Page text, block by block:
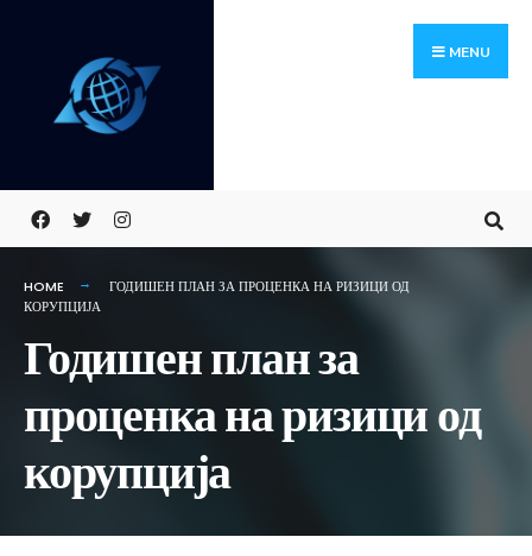
content
MENU
HOME
ГОДИШЕН ПЛАН ЗА ПРОЦЕНКА НА РИЗИЦИ ОД
КОРУПЦИЈА
Годишен план за
проценка на ризици од
корупција